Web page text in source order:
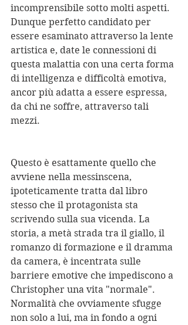
incomprensibile sotto molti aspetti.
Dunque perfetto candidato per
essere esaminato attraverso la lente
artistica e, date le connessioni di
questa malattia con una certa forma
di intelligenza e difficoltà emotiva,
ancor più adatta a essere espressa,
da chi ne soffre, attraverso tali
mezzi.
Questo è esattamente quello che
avviene nella messinscena,
ipoteticamente tratta dal libro
stesso che il protagonista sta
scrivendo sulla sua vicenda. La
storia, a metà strada tra il giallo, il
romanzo di formazione e il dramma
da camera, è incentrata sulle
barriere emotive che impediscono a
Christopher una vita "normale".
Normalità che ovviamente sfugge
non solo a lui, ma in fondo a ogni